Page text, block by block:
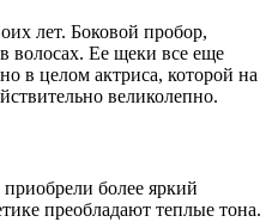
лет. Боковой пробор,
волосах. Ее щеки все еще
в целом актриса, которой на
великолепно.
более яркий
преобладают теплые тона.